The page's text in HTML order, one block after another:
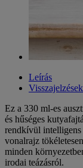
Leírás
Ez a 330 ml-es
és hűséges
rendkívül intelligens
vonalrajz
minden
irodai teázásról.